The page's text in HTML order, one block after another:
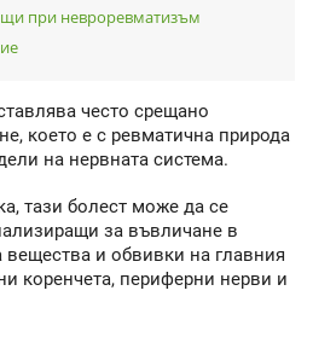
при невроревматизъм
често срещано
което е с ревматична природа
на нервната система.
тази болест може да се
за въвличане в
вещества и обвивки на главния
коренчета, периферни нерви и